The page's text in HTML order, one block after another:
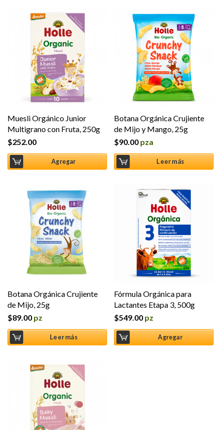
Muesli Orgánico Junior
Multigrano con Fruta, 250g
$252.00
Agregar
Botana Orgánica Crujiente
de Mijo y Mango, 25g
$90.00 pza
Leer más
Botana Orgánica Crujiente
de Mijo, 25g
$89.00 pz
Leer más
Fórmula Orgánica para
Lactantes Etapa 3, 500g
$549.00 pz
Agregar